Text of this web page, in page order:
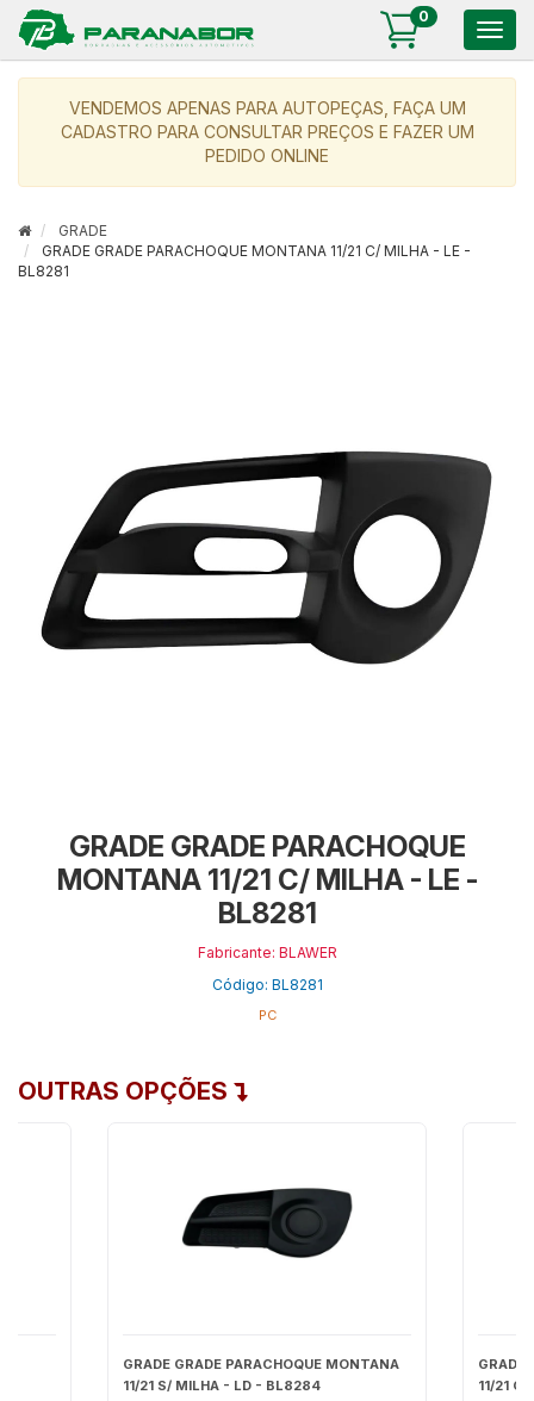
0
VENDEMOS APENAS PARA AUTOPEÇAS, FAÇA UM
CADASTRO PARA CONSULTAR PREÇOS E FAZER UM
PEDIDO ONLINE
GRADE
GRADE GRADE PARACHOQUE MONTANA 11/21 C/ MILHA - LE -
BL8281
GRADE GRADE PARACHOQUE
MONTANA 11/21 C/ MILHA - LE -
BL8281
Fabricante: BLAWER
Código: BL8281
PC
OUTRAS OPÇÕES
GRADE GRADE PARACHOQUE MONTANA
11/21 S/ MILHA - LD - BL8284
GRADE
11/21